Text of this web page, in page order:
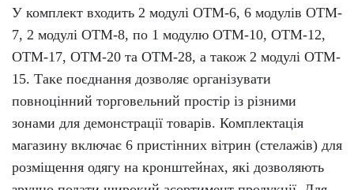
У комплект входить 2 модулі OTM-6, 6 модулів OTM-
7, 2 модулі OTM-8, по 1 модулю OTM-10, OTM-12,
OTM-17, OTM-20 та OTM-28, а також 2 модулі OTM-
15. Таке поєднання дозволяє організувати
повноцінний торговельний простір із різними
зонами для демонстрації товарів. Комплектація
магазину включає 6 пристінних вітрин (стелажів) для
розміщення одягу на кронштейнах, які дозволяють